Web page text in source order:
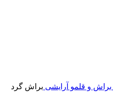
براش و قلمو آرایشی براش گرد